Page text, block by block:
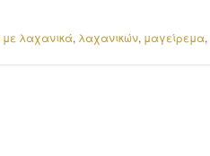
με λαχανικά, λαχανικών, μαγείρεμα,